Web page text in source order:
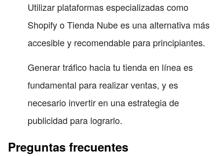
Utilizar plataformas especializadas como
Shopify o Tienda Nube es una alternativa más
accesible y recomendable para principiantes.
Generar tráfico hacia tu tienda en línea es
fundamental para realizar ventas, y es
necesario invertir en una estrategia de
publicidad para lograrlo.
Preguntas frecuentes